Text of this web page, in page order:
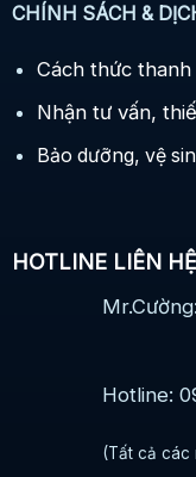
CHÍNH SÁCH &
Cách thức
Nhận tư vấn,
Bảo dưỡng, vệ
HOTLINE LIÊN HỆ
Hotline:
(Tất cả các